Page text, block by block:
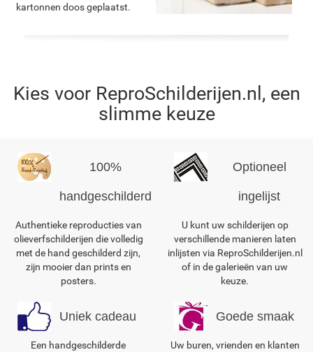
kartonnen doos geplaatst.
Kies voor ReproSchilderijen.nl, een
slimme keuze
100%
handgeschilderd
Authentieke reproducties van
olieverfschilderijen die volledig
met de hand geschilderd zijn,
zijn mooier dan prints en
posters.
Optioneel
ingelijst
U kunt uw schilderijen op
verschillende manieren laten
inlijsten via ReproSchilderijen.nl
of in de galerieën van uw
keuze.
Uniek cadeau
Een handgeschilderde
Goede smaak
Uw buren, vrienden en klanten